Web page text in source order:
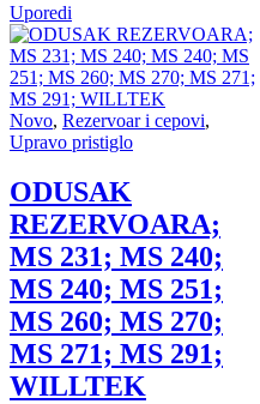
Uporedi
Novo, Rezervoar i cepovi,
Upravo pristiglo
ODUSAK
REZERVOARA;
MS 231; MS 240;
MS 240; MS 251;
MS 260; MS 270;
MS 271; MS 291;
WILLTEK